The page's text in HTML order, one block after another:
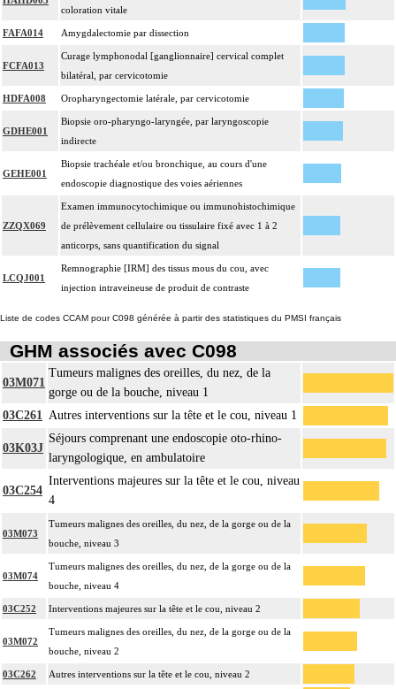
coloration vitale
FAFA014 Amygdalectomie par dissection
FCFA013
Curage lymphonodal [ganglionnaire] cervical complet
bilatéral, par cervicotomie
HDFA008 Oropharyngectomie latérale, par cervicotomie
GDHE001
Biopsie oro-pharyngo-laryngée, par laryngoscopie
indirecte
GEHE001
Biopsie trachéale et/ou bronchique, au cours d'une
endoscopie diagnostique des voies aériennes
ZZQX069
Examen immunocytochimique ou immunohistochimique
de prélèvement cellulaire ou tissulaire fixé avec 1 à 2
anticorps, sans quantification du signal
LCQJ001
Remnographie [IRM] des tissus mous du cou, avec
injection intraveineuse de produit de contraste
Liste de codes CCAM pour C098 générée à partir des statistiques du PMSI français
GHM associés avec C098
03M071
Tumeurs malignes des oreilles, du nez, de la
gorge ou de la bouche, niveau 1
03C261 Autres interventions sur la tête et le cou, niveau 1
03K03J
Séjours comprenant une endoscopie oto-rhino-
laryngologique, en ambulatoire
03C254
Interventions majeures sur la tête et le cou, niveau
4
03M073
Tumeurs malignes des oreilles, du nez, de la gorge ou de la
bouche, niveau 3
03M074
Tumeurs malignes des oreilles, du nez, de la gorge ou de la
bouche, niveau 4
03C252 Interventions majeures sur la tête et le cou, niveau 2
03M072
Tumeurs malignes des oreilles, du nez, de la gorge ou de la
bouche, niveau 2
03C262 Autres interventions sur la tête et le cou, niveau 2